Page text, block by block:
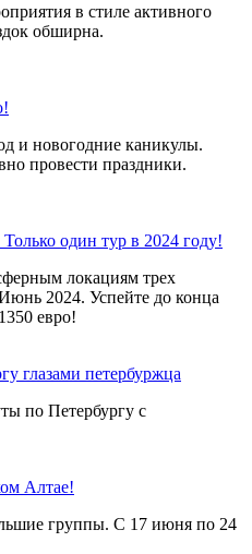
в стиле активного
обширна.
и новогодние каникулы.
провести праздники.
один тур в 2024 году!
локациям трех
2024. Успейте до конца
евро!
глазами петербуржца
по Петербургу с
Алтае!
группы. С 17 июня по 24